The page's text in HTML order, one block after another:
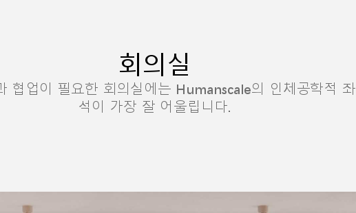
회의실
협업이 필요한 회의실에는 Humanscale의 인체공학적 좌
석이 가장 잘 어울립니다.